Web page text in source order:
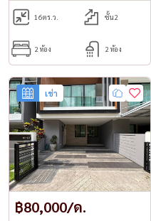
16ตร.ว. ชั้น2
2 ห้อง 2 ห้อง
เช่า
฿80,000/ด.